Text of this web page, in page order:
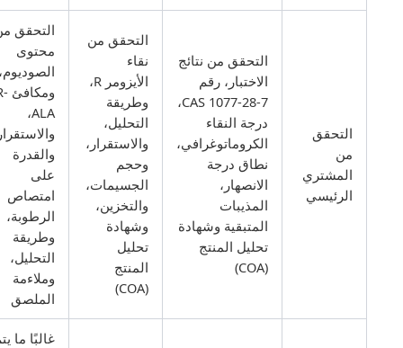
التحقق
المشتري
الرئيسي
التحقق من نتائج
الاختبار، رقم
CAS 1077-28-7،
درجة النقاء
الكروماتوغرافي،
نطاق درجة
الانصهار،
المذيبات
المتبقية وشهادة
تحليل المنتج
التحقق من
الأيزومر R،
وطريقة
التحليل،
والاستقرار،
وحجم
الجسيمات،
والتخزين،
وشهادة
تحليل
المنتج
التحقق من
محتوى
الصوديوم،
ومكافئ R-
ALA،
والاستقرار،
والقدرة
على
امتصاص
الرطوبة،
وطريقة
التحليل،
وملاءمة
الملصق
غالبًا ما يتم